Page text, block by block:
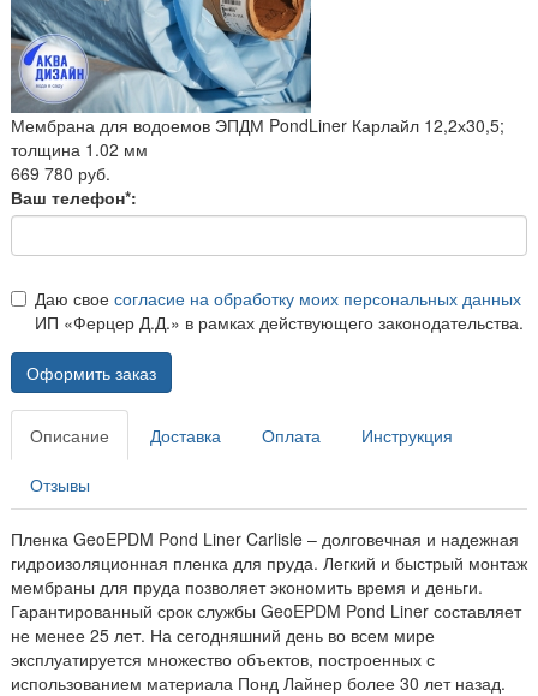
Мембрана для водоемов ЭПДМ PondLiner Карлайл 12,2х30,5;
толщина 1.02 мм
669 780 руб.
Ваш телефон*:
Даю свое согласие на обработку моих персональных данных
ИП «Ферцер Д.Д.» в рамках действующего законодательства.
Оформить заказ
Описание Доставка Оплата Инструкция
Отзывы
Пленка GeoEPDM Pond Liner Carlisle – долговечная и надежная
гидроизоляционная пленка для пруда. Легкий и быстрый монтаж
мембраны для пруда позволяет экономить время и деньги.
Гарантированный срок службы GeoEPDM Pond Liner составляет
не менее 25 лет. На сегодняшний день во всем мире
эксплуатируется множество объектов, построенных с
использованием материала Понд Лайнер более 30 лет назад.